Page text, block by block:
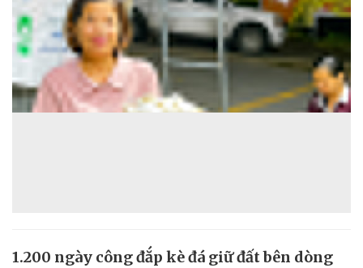
1.200 ngày công đắp kè đá giữ đất bên dòng